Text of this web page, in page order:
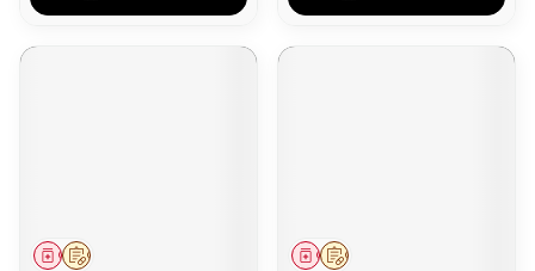
Op voorschrift
Geneesmiddel Op voorschrift
Geneesmiddel